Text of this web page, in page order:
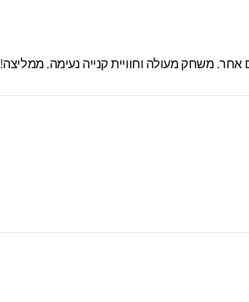
משחק מעולה וחוויית קנייה נעימה. ממליצה!